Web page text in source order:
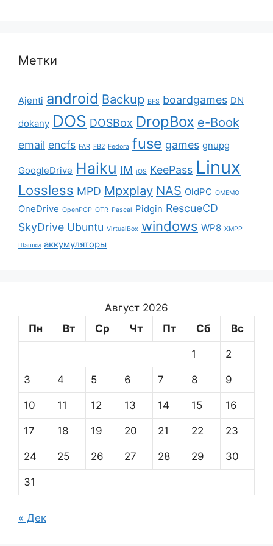
Метки
Ajenti android Backup BFS boardgames DN
dokany DOS DOSBox DropBox e-Book
email encfs FAR FB2 Fedora fuse games gnupg
GoogleDrive Haiku IM iOS KeePass Linux
Lossless MPD Mpxplay NAS OldPC OMEMO
OneDrive OpenPGP OTR Pascal Pidgin RescueCD
SkyDrive Ubuntu VirtualBox windows WP8 XMPP
Шашки аккумуляторы
Август 2026
Пн
Вт Ср Чт Пт Сб Вс
1 2
3 4 5 6 7 8 9
10 11 12 13 14 15 16
17 18 19 20 21 22 23
24 25 26 27 28 29 30
31
« Дек